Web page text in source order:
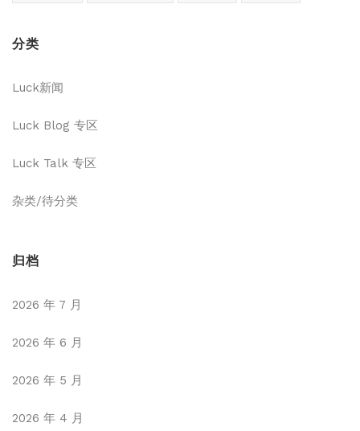
分类
Luck新闻
Luck Blog 专区
Luck Talk 专区
杂类/待分类
归档
2026 年 7 月
2026 年 6 月
2026 年 5 月
2026 年 4 月